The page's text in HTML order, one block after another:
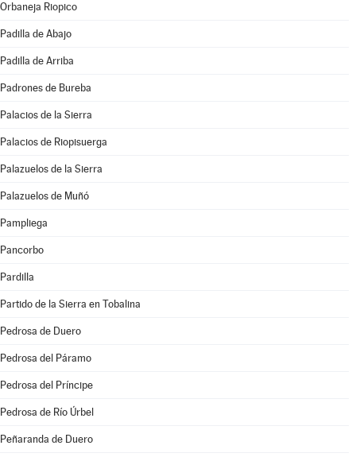
Orbaneja Riopico
Padilla de Abajo
Padilla de Arriba
Padrones de Bureba
Palacios de la Sierra
Palacios de Riopisuerga
Palazuelos de la Sierra
Palazuelos de Muñó
Pampliega
Pancorbo
Pardilla
Partido de la Sierra en Tobalina
Pedrosa de Duero
Pedrosa del Páramo
Pedrosa del Príncipe
Pedrosa de Río Úrbel
Peñaranda de Duero